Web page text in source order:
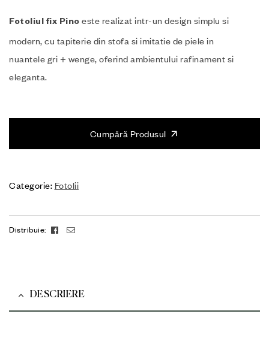
Fotoliul fix Pino este realizat intr-un design simplu si
modern, cu tapiterie din stofa si imitatie de piele in
nuantele gri + wenge, oferind ambientului rafinament si
eleganta.
Cumpără Produsul
Categorie: Fotolii
Distribuie: Facebook
Email
DESCRIERE